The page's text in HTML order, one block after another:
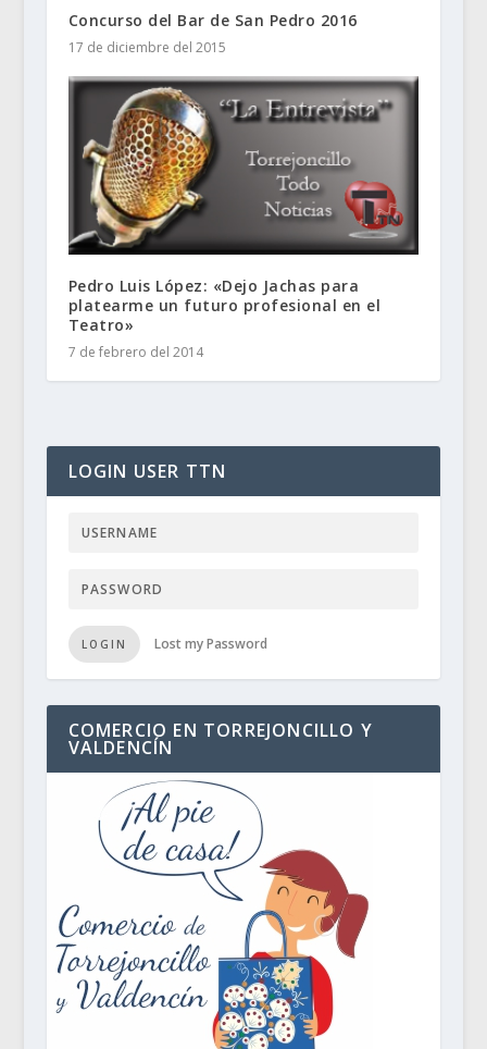
Concurso del Bar de San Pedro 2016
17 de diciembre del 2015
Pedro Luis López: «Dejo Jachas para
platearme un futuro profesional en el
Teatro»
7 de febrero del 2014
LOGIN USER TTN
LOGIN Lost my Password
COMERCIO EN TORREJONCILLO Y
VALDENCÍN